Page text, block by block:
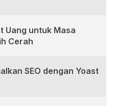
Uang untuk Masa
Cerah
SEO dengan Yoast